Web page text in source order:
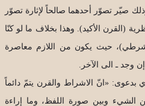
صيّر تصوّر أحدهما صالحاً لإثارة تصوّر
(القرن الأكيد). وهذا بخلاف ما لو كنّا
حيث يكون من اللازم معاصرة
وجد ـ الى الآخر.
بدعوى: «انّ الاشراط والقرن يتمّ دائماً
الشيء وبين صورة اللفظ، وما إراءة